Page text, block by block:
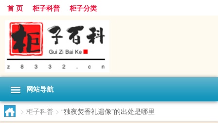
首 页 柜子科普 柜子分类
网站导航
> 柜子科普 > “独夜焚香礼遗像”的出处是哪里